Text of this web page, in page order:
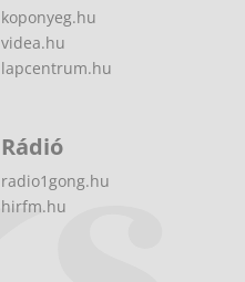
koponyeg.hu
videa.hu
lapcentrum.hu
Rádió
radio1gong.hu
hirfm.hu